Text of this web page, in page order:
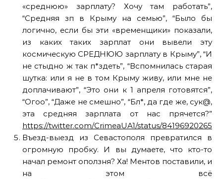
«среднюю» зарплату? Хочу там работать”,
“Средняя зп в Крыму на семью”, “Было бы
логично, если бы эти «временщики» показали,
из каких таких зарплат они вывели эту
космическую СРЕДНЮЮ зарплату в Крыму”, “И
не стыдно ж так п*здеть”, “Вспомнилась старая
шутка: или я не в том Крыму живу, или мне не
доплачивают”, “Это они к 1 апреля готовятся”,
“Огоо”, “Даже не смешно”, “Бл*, да где же, сук@,
эта средняя зарплата от нас прячется?”
https://twitter.com/CrimeaUA1/status/
Въезд-выезд из Севастополя превратился в
огромную пробку. И вы думаете, что кто-то
начал ремонт оползня? Ха! Ментов поставили, и
на этом всё